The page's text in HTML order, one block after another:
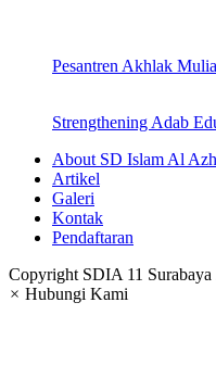
Pesantren Akhlak Mulia
Strengthening Adab
About SD Islam Al
Artikel
Galeri
Kontak
Pendaftaran
Copyright SDIA 11 Surabaya
× Hubungi Kami